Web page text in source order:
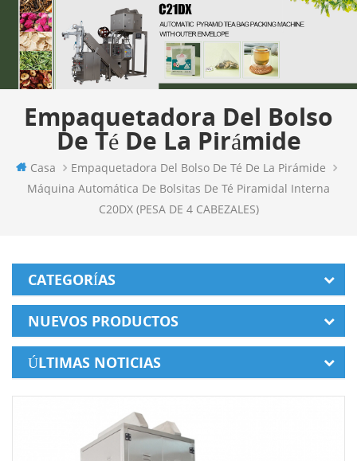
Empaquetadora Del Bolso
De Té De La Pirámide
Casa
Empaquetadora Del Bolso De Té De La Pirámide
Máquina Automática De Bolsitas De Té Piramidal Interna
C20DX (PESA DE 4 CABEZALES)
CATEGORÍAS
NUEVOS PRODUCTOS
ÚLTIMAS NOTICIAS